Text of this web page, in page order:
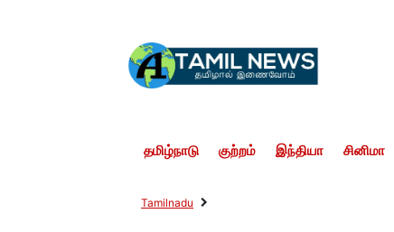
தமிழ்நாடு குற்றம் இந்தியா சினிமா
Tamilnadu